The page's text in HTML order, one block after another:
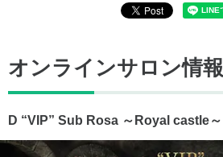
オンラインサロン情報
D “VIP” Sub Rosa ～Royal castle～